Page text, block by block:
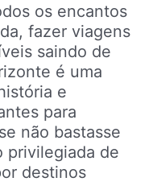
os encantos
fazer viagens
saindo de
é uma
e
para
não bastasse
privilegiada de
destinos